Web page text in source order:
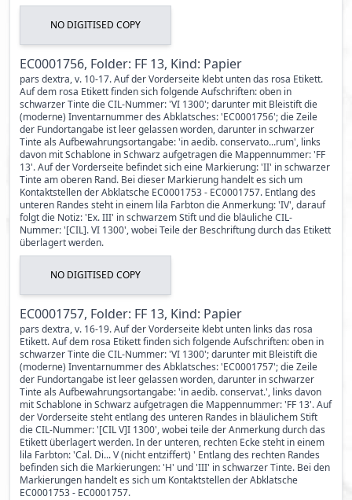
NO DIGITISED COPY
EC0001756, Folder: FF 13, Kind: Papier
pars dextra, v. 10-17. Auf der Vorderseite klebt unten das rosa Etikett.
Auf dem rosa Etikett finden sich folgende Aufschriften: oben in
schwarzer Tinte die CIL-Nummer: 'VI 1300'; darunter mit Bleistift die
(moderne) Inventarnummer des Abklatsches: 'EC0001756'; die Zeile
der Fundortangabe ist leer gelassen worden, darunter in schwarzer
Tinte als Aufbewahrungsortangabe: 'in aedib. conservato...rum', links
davon mit Schablone in Schwarz aufgetragen die Mappennummer: 'FF
13'. Auf der Vorderseite befindet sich eine Markierung: 'II' in schwarzer
Tinte am oberen Rand. Bei dieser Markierung handelt es sich um
Kontaktstellen der Abklatsche EC0001753 - EC0001757. Entlang des
unteren Randes steht in einem lila Farbton die Anmerkung: 'IV', darauf
folgt die Notiz: 'Ex. III' in schwarzem Stift und die bläuliche CIL-
Nummer: '[CIL]. VI 1300', wobei Teile der Beschriftung durch das Etikett
überlagert werden.
NO DIGITISED COPY
EC0001757, Folder: FF 13, Kind: Papier
pars dextra, v. 16-19. Auf der Vorderseite klebt unten links das rosa
Etikett. Auf dem rosa Etikett finden sich folgende Aufschriften: oben in
schwarzer Tinte die CIL-Nummer: 'VI 1300'; darunter mit Bleistift die
(moderne) Inventarnummer des Abklatsches: 'EC0001757'; die Zeile
der Fundortangabe ist leer gelassen worden, darunter in schwarzer
Tinte als Aufbewahrungsortangabe: 'in aedib. conservat.', links davon
mit Schablone in Schwarz aufgetragen die Mappennummer: 'FF 13'. Auf
der Vorderseite steht entlang des unteren Randes in bläulichem Stift
die CIL-Nummer: '[CIL V]I 1300', wobei teile der Anmerkung durch das
Etikett überlagert werden. In der unteren, rechten Ecke steht in einem
lila Farbton: 'Cal. Di... V (nicht entziffert) ' Entlang des rechten Randes
befinden sich die Markierungen: 'H' und 'III' in schwarzer Tinte. Bei den
Markierungen handelt es sich um Kontaktstellen der Abklatsche
EC0001753 - EC0001757.